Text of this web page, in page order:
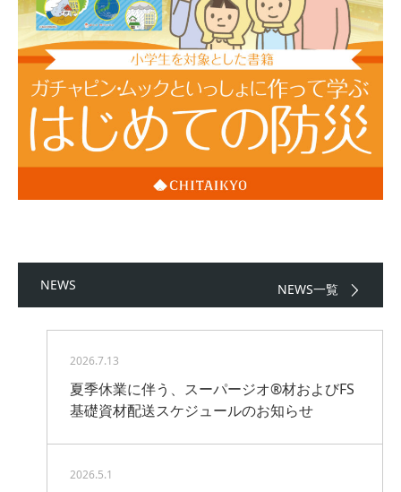
NEWS NEWS一覧
2026.7.13
夏季休業に伴う、スーパージオ®材およびFS
基礎資材配送スケジュールのお知らせ
2026.5.1